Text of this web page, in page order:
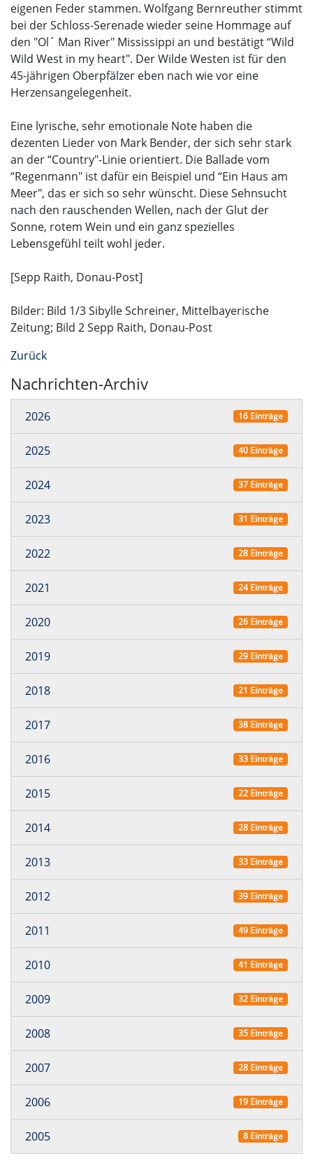
eigenen Feder stammen. Wolfgang Bernreuther stimmt
bei der Schloss-Serenade wieder seine Hommage auf
den "Ol´ Man River" Mississippi an und bestätigt “Wild
Wild West in my heart". Der Wilde Westen ist für den
45-jährigen Oberpfälzer eben nach wie vor eine
Herzensangelegenheit.
Eine lyrische, sehr emotionale Note haben die
dezenten Lieder von Mark Bender, der sich sehr stark
an der “Country"-Linie orientiert. Die Ballade vom
“Regenmann" ist dafür ein Beispiel und “Ein Haus am
Meer", das er sich so sehr wünscht. Diese Sehnsucht
nach den rauschenden Wellen, nach der Glut der
Sonne, rotem Wein und ein ganz spezielles
Lebensgefühl teilt wohl jeder.
[Sepp Raith, Donau-Post]
Bilder: Bild 1/3 Sibylle Schreiner, Mittelbayerische
Zeitung; Bild 2 Sepp Raith, Donau-Post
Zurück
Nachrichten-Archiv
2026 16 Einträge
2025 40 Einträge
2024 37 Einträge
2023 31 Einträge
2022 28 Einträge
2021 24 Einträge
2020 26 Einträge
2019 29 Einträge
2018 21 Einträge
2017 38 Einträge
2016 33 Einträge
2015 22 Einträge
2014 28 Einträge
2013 33 Einträge
2012 39 Einträge
2011 49 Einträge
2010 41 Einträge
2009 32 Einträge
2008 35 Einträge
2007 28 Einträge
2006 19 Einträge
2005 8 Einträge